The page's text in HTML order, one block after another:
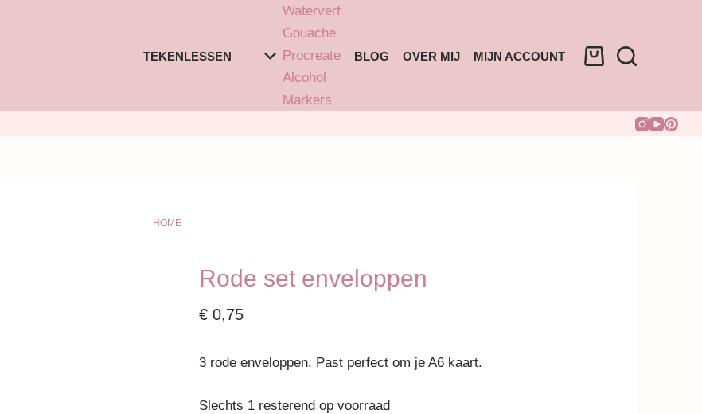
TEKENLESSEN
Waterverf
Gouache
Procreate
Alcohol
Markers
BLOG OVER MIJ MIJN ACCOUNT
HOME
Rode set enveloppen
€ 0,75
3 rode enveloppen. Past perfect om je A6 kaart.
Slechts 1 resterend op voorraad